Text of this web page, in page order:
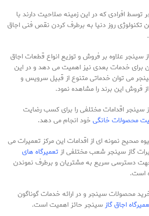
توسط افرادی که در این زمینه صلاحیت دارند با
تکنولوژی روز دنیا به برطرف کردن نقص فنی اجاق
سینجر علاوه بر فروش و توزیع انواع قطعات اجاق
برای خدمات بعدی نیز اهمیت می دهد و در این
می توان خدماتی متنوع از قبیل سرویس و
فروش این برند را مشاهده نمود.
سینجر اقدامات مختلفی را برای کسب رضایت
محصولات خانگی خود انجام می دهد.
صحیح نمونه ای از اقدامات این مرکز تعمیرات می
گاز سینجر شعب مختلفی ازتعمیرگاه های
دسترسی سریع به مشتریان و برطرف نموندن
است.
محصولات سینجر و در ارائه خدمات گوناگون
اجاق گازسینجر حائز اهمیت است.